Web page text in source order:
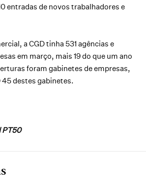
entradas de novos trabalhadores e
a CGD tinha 531 agências e
em março, mais 19 do que um ano
foram gabinetes de empresas,
45 destes gabinetes.
PT50